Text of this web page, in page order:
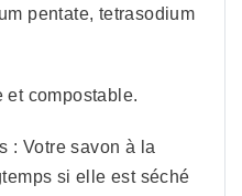
pentate, tetrasodium
et compostable.
: Votre savon à la
si elle est séché